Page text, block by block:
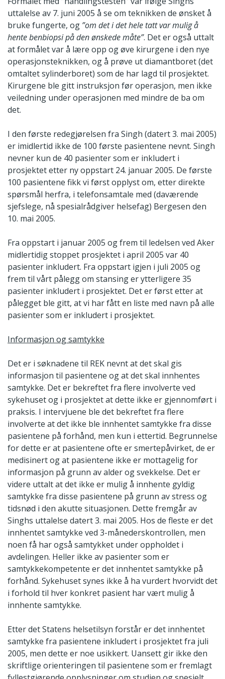
uttalelse av 7. juni 2005 å se om teknikken de ønsket å
bruke fungerte, og ”om det i det hele tatt var mulig å
hente benbiopsi på den ønskede måte”. Det er også uttalt
at formålet var å lære opp og øve kirurgene i den nye
operasjonsteknikken, og å prøve ut diamantboret (det
omtaltet sylinderboret) som de har lagd til prosjektet.
Kirurgene ble gitt instruksjon før operasjon, men ikke
veiledning under operasjonen med mindre de ba om
det.
I den første redegjørelsen fra Singh (datert 3. mai 2005)
er imidlertid ikke de 100 første pasientene nevnt. Singh
nevner kun de 40 pasienter som er inkludert i
prosjektet etter ny oppstart 24. januar 2005. De første
100 pasientene fikk vi først opplyst om, etter direkte
spørsmål herfra, i telefonsamtale med (daværende
sjefslege, nå spesialrådgiver helsefag) Bergesen den
10. mai 2005.
Fra oppstart i januar 2005 og frem til ledelsen ved Aker
midlertidig stoppet prosjektet i april 2005 var 40
pasienter inkludert. Fra oppstart igjen i juli 2005 og
frem til vårt pålegg om stansing er ytterligere 35
pasienter inkludert i prosjektet. Det er først etter at
pålegget ble gitt, at vi har fått en liste med navn på alle
pasienter som er inkludert i prosjektet.
Informasjon og samtykke
Det er i søknadene til REK nevnt at det skal gis
informasjon til pasientene og at det skal innhentes
samtykke. Det er bekreftet fra flere involverte ved
sykehuset og i prosjektet at dette ikke er gjennomført i
praksis. I intervjuene ble det bekreftet fra flere
involverte at det ikke ble innhentet samtykke fra disse
pasientene på forhånd, men kun i ettertid. Begrunnelse
for dette er at pasientene ofte er smertepåvirket, de er
medisinert og at pasientene ikke er mottagelig for
informasjon på grunn av alder og svekkelse. Det er
videre uttalt at det ikke er mulig å innhente gyldig
samtykke fra disse pasientene på grunn av stress og
tidsnød i den akutte situasjonen. Dette fremgår av
Singhs uttalelse datert 3. mai 2005. Hos de fleste er det
innhentet samtykke ved 3-månederskontrollen, men
noen få har også samtykket under oppholdet i
avdelingen. Heller ikke av pasienter som er
samtykkekompetente er det innhentet samtykke på
forhånd. Sykehuset synes ikke å ha vurdert hvorvidt det
i forhold til hver konkret pasient har vært mulig å
innhente samtykke.
Etter det Statens helsetilsyn forstår er det innhentet
samtykke fra pasientene inkludert i prosjektet fra juli
2005, men dette er noe usikkert. Uansett gir ikke den
skriftlige orienteringen til pasientene som er fremlagt